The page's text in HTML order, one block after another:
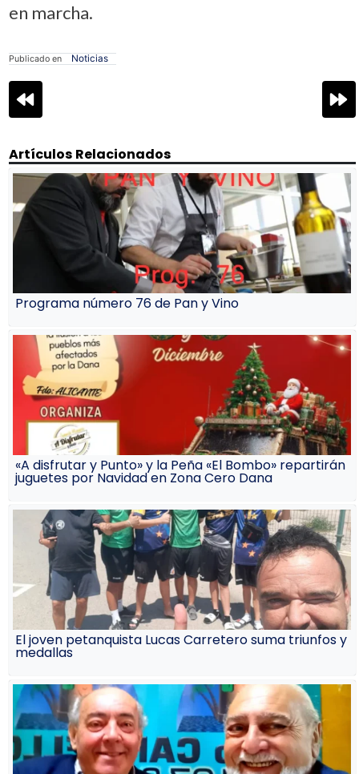
en marcha.
Publicado en Noticias
Navegación
de
Artículos Relacionados
Programa número 76 de Pan y Vino
«A disfrutar y Punto» y la Peña «El Bombo» repartirán
juguetes por Navidad en Zona Cero Dana
El joven petanquista Lucas Carretero suma triunfos y
medallas